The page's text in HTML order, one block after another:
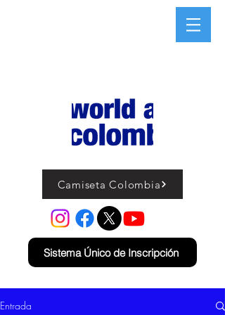
Camiseta Colombia
Sistema Único de Inscripción
Entrada